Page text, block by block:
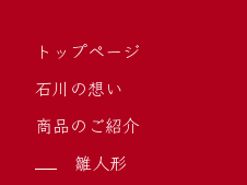
トップページ
石川の想い
商品のご紹介
雛人形